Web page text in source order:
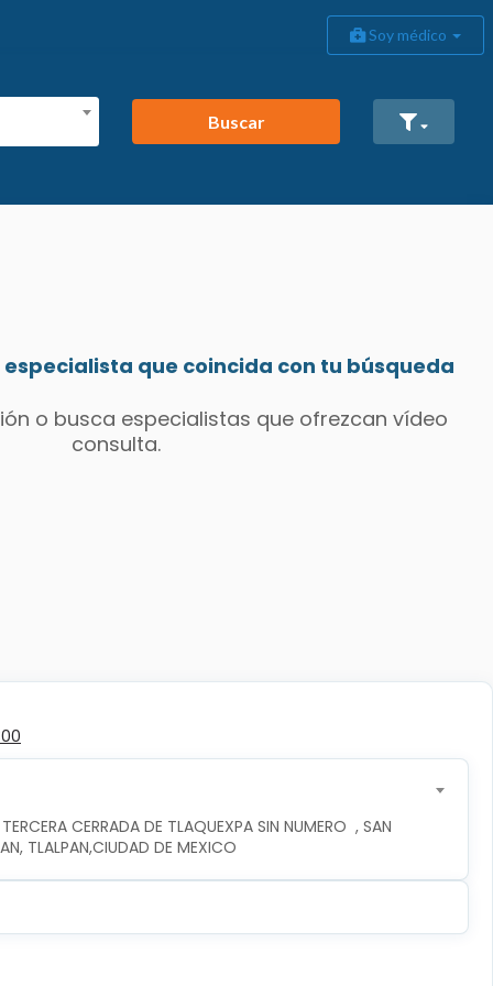
Soy médico
Buscar
que coincida con tu búsqueda
o busca especialistas que ofrezcan vídeo
consulta.
CERRADA DE TLAQUEXPA SIN NUMERO  , SAN
TLALPAN,CIUDAD DE MEXICO